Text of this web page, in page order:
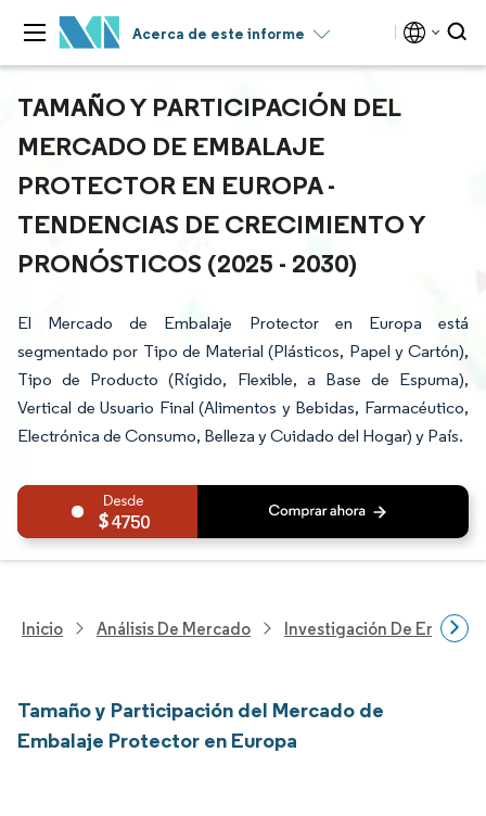
Acerca de este informe
TAMAÑO Y PARTICIPACIÓN DEL
MERCADO DE EMBALAJE
PROTECTOR EN EUROPA -
TENDENCIAS DE CRECIMIENTO Y
PRONÓSTICOS (2025 - 2030)
El Mercado de Embalaje Protector en Europa está
segmentado por Tipo de Material (Plásticos, Papel y Cartón),
Tipo de Producto (Rígido, Flexible, a Base de Espuma),
Vertical de Usuario Final (Alimentos y Bebidas, Farmacéutico,
Electrónica de Consumo, Belleza y Cuidado del Hogar) y País.
4750
Inicio Análisis De Mercado Investigación De Envases
Tamaño y Participación del Mercado de
Embalaje Protector en Europa